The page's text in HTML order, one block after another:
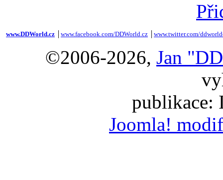
www.DDWorld.cz www.facebook.com/DDWorld.cz www.twitter.com/
©2006-2026, Jan
publikace:
Joomla!